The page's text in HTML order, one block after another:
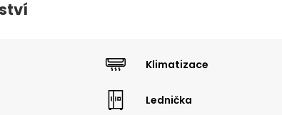
Klimatizace
Lednička